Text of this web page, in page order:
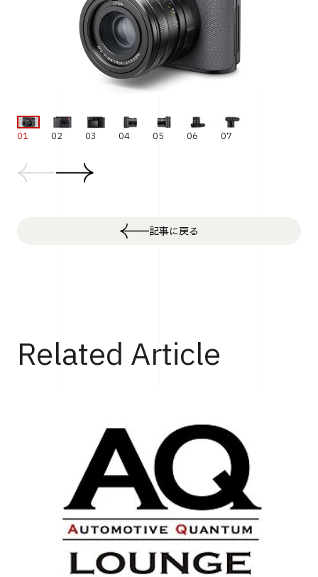
01 02 03 04 05 06 07
記事に戻る
Related Article